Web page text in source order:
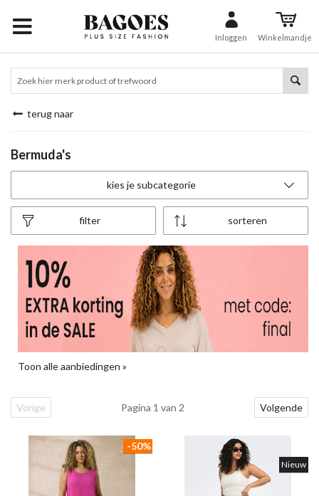
Inloggen Winkelmandje
terug naar
Bermuda's
kies je subcategorie
sorteren
filter
Toon alle aanbiedingen »
Vorige Pagina 1 van 2 Volgende
-50%
Nieuw